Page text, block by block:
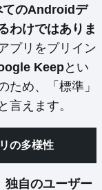
てのAndroidデ
わけではありま
プリをプリイン
Keepとい
ため、「標準」
言えます。
の多様性
独自のユーザー